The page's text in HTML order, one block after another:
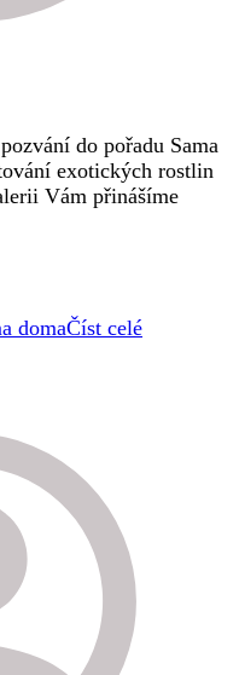
do pořadu Sama
exotických rostlin
Vám přinášíme
domaČíst celé